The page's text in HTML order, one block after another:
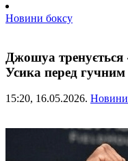
Новини боксу
Джошуа тренується
Усика перед
15:20, 16.05.2026. Новини